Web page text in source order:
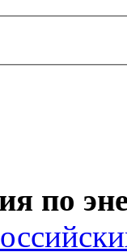
по